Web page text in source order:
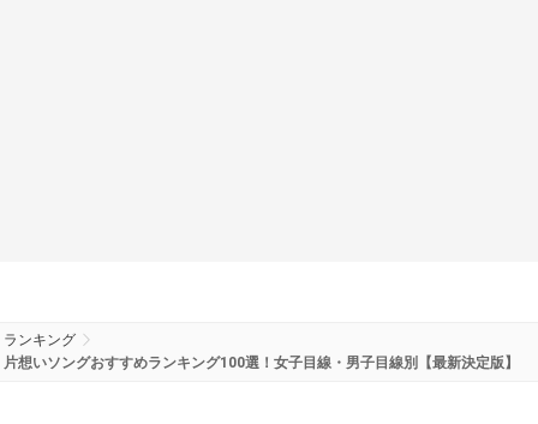
ランキング
片想いソングおすすめランキング100選！女子目線・男子目線別【最新決定版】